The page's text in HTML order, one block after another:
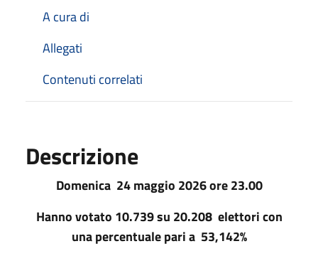
A cura di
Allegati
Contenuti correlati
Descrizione
Domenica 24 maggio 2026 ore 23.00
Hanno votato 10.739 su 20.208 elettori con
una percentuale pari a 53,142%